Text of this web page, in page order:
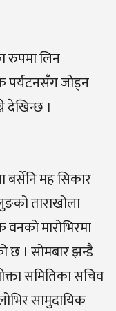
रुपमा लिन
पर्यटनसँग जोड्न
देखिन्छ ।
मह सिकार
ताराखोला
मारोभिरमा
छ । सोमबार झन्डै
समितिका सचिव
सामुदायिक